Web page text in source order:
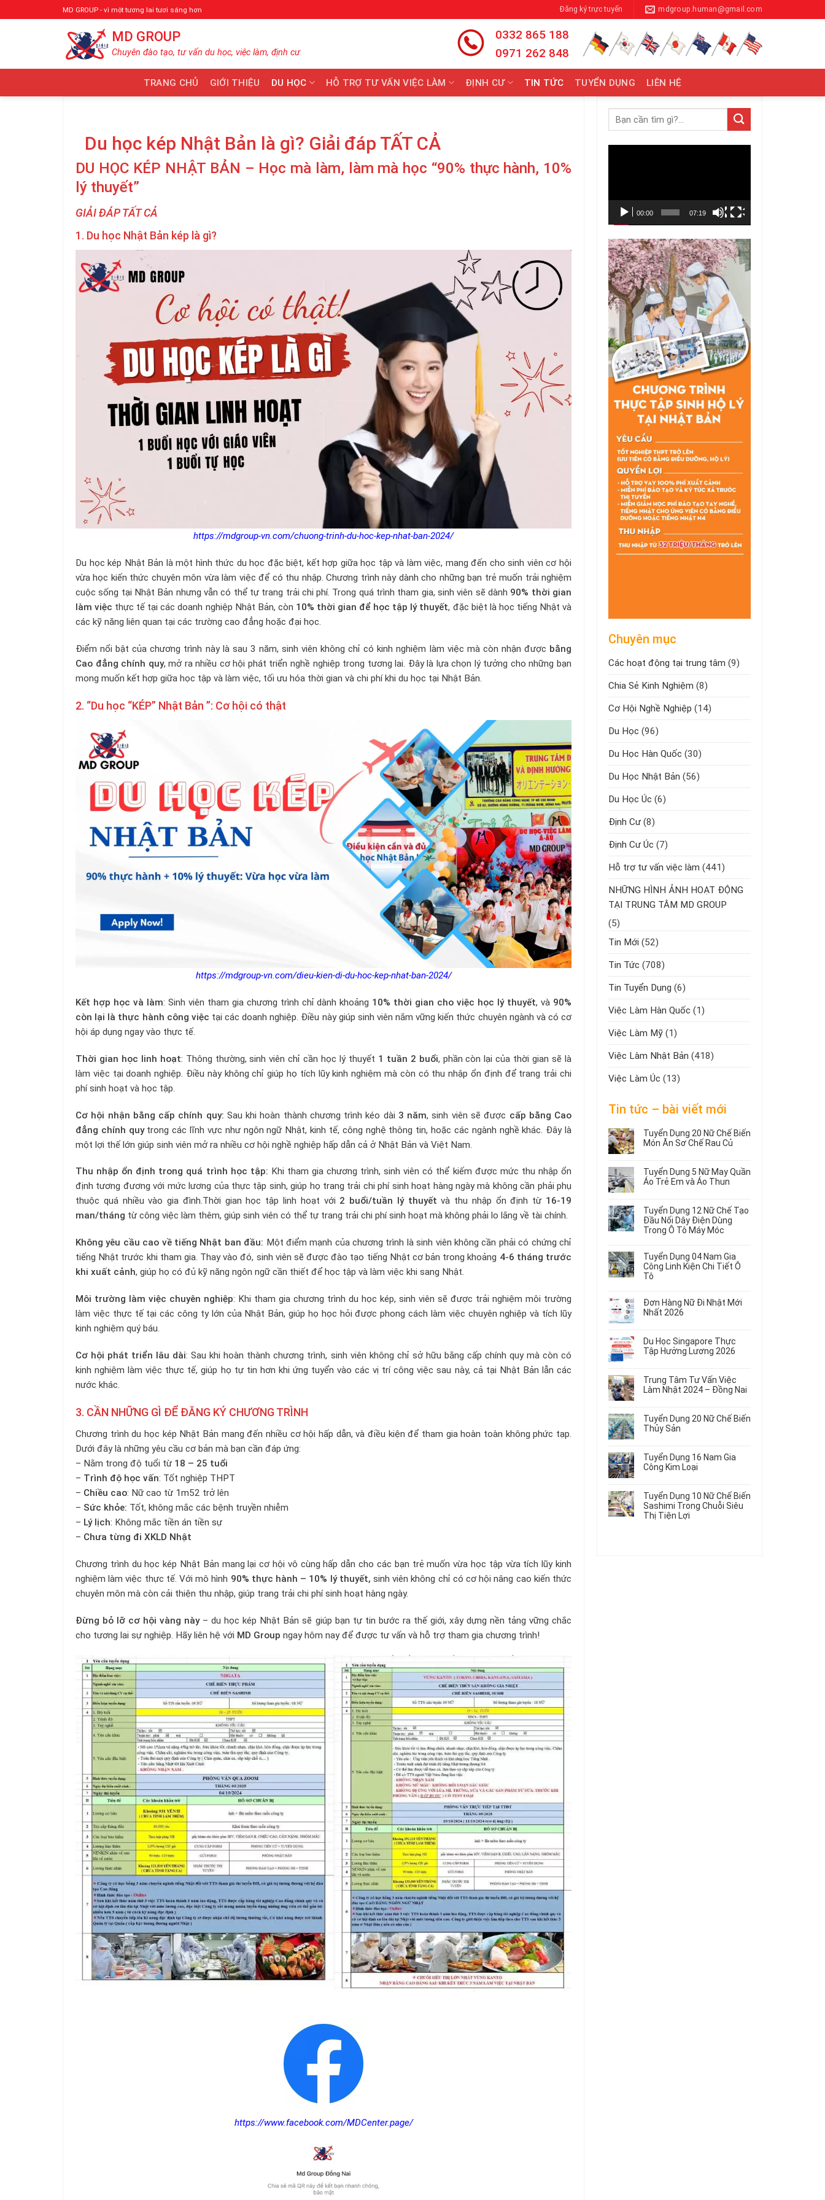
qua
MD GROUP - vì một tương lai tươi sáng hơn Đăng ký trực tuyến mdgroup.human@gmail.com
MD GROUP
Chuyên đào tạo, tư vấn du học, việc làm, định cư
0332 865 188
0971 262 848
TRANG CHỦ GIỚI THIỆU DU HỌC HỖ TRỢ TƯ VẤN VIỆC LÀM ĐỊNH CƯ TIN TỨC TUYỂN DỤNG LIÊN HỆ
Du học kép Nhật Bản là gì? Giải đáp TẤT CẢ
DU HỌC KÉP NHẬT BẢN – Học mà làm, làm mà học “90% thực hành, 10%
lý thuyết”
GIẢI ĐÁP TẤT CẢ
1. Du học Nhật Bản kép là gì?
https://mdgroup-vn.com/chuong-trinh-du-hoc-kep-nhat-ban-2024/
Du học kép Nhật Bản là một hình thức du học đặc biệt, kết hợp giữa học tập và làm việc, mang đến cho sinh viên cơ hội
vừa học kiến thức chuyên môn vừa làm việc để có thu nhập. Chương trình này dành cho những bạn trẻ muốn trải nghiệm
cuộc sống tại Nhật Bản nhưng vẫn có thể tự trang trải chi phí. Trong quá trình tham gia, sinh viên sẽ dành 90% thời gian
làm việc thực tế tại các doanh nghiệp Nhật Bản, còn 10% thời gian để học tập lý thuyết, đặc biệt là học tiếng Nhật và
các kỹ năng liên quan tại các trường cao đẳng hoặc đại học.
Điểm nổi bật của chương trình này là sau 3 năm, sinh viên không chỉ có kinh nghiệm làm việc mà còn nhận được bằng
Cao đẳng chính quy, mở ra nhiều cơ hội phát triển nghề nghiệp trong tương lai. Đây là lựa chọn lý tưởng cho những bạn
mong muốn kết hợp giữa học tập và làm việc, tối ưu hóa thời gian và chi phí khi du học tại Nhật Bản.
2. “Du học “KÉP” Nhật Bản ”: Cơ hội có thật
https://mdgroup-vn.com/dieu-kien-di-du-hoc-kep-nhat-ban-2024/
Kết hợp học và làm: Sinh viên tham gia chương trình chỉ dành khoảng 10% thời gian cho việc học lý thuyết, và 90%
còn lại là thực hành công việc tại các doanh nghiệp. Điều này giúp sinh viên nắm vững kiến thức chuyên ngành và có cơ
hội áp dụng ngay vào thực tế.
Thời gian học linh hoạt: Thông thường, sinh viên chỉ cần học lý thuyết 1 tuần 2 buổi, phần còn lại của thời gian sẽ là
làm việc tại doanh nghiệp. Điều này không chỉ giúp họ tích lũy kinh nghiệm mà còn có thu nhập ổn định để trang trải chi
phí sinh hoạt và học tập.
Cơ hội nhận bằng cấp chính quy: Sau khi hoàn thành chương trình kéo dài 3 năm, sinh viên sẽ được cấp bằng Cao
đẳng chính quytrong các lĩnh vực như ngôn ngữ Nhật, kinh tế, công nghệ thông tin, hoặc các ngành nghề khác. Đây là
một lợi thế lớn giúp sinh viên mở ra nhiều cơ hội nghề nghiệp hấp dẫn cả ở Nhật Bản và Việt Nam.
Thu nhập ổn định trong quá trình học tập: Khi tham gia chương trình, sinh viên có thể kiếm được mức thu nhập ổn
định tương đương với mức lương của thực tập sinh, giúp họ trang trải chi phí sinh hoạt hàng ngày mà không cần phải phụ
thuộc quá nhiều vào gia đình.Thời gian học tập linh hoạt với 2 buổi/tuần lý thuyết và thu nhập ổn định từ 16-19
man/tháng từ công việc làm thêm, giúp sinh viên có thể tự trang trải chi phí sinh hoạt mà không phải lo lắng về tài chính.
Không yêu cầu cao về tiếng Nhật ban đầu: Một điểm mạnh của chương trình là sinh viên không cần phải có chứng chỉ
tiếng Nhật trước khi tham gia. Thay vào đó, sinh viên sẽ được đào tạo tiếng Nhật cơ bản trong khoảng 4-6 tháng trước
khi xuất cảnh, giúp họ có đủ kỹ năng ngôn ngữ cần thiết để học tập và làm việc khi sang Nhật.
Môi trường làm việc chuyên nghiệp: Khi tham gia chương trình du học kép, sinh viên sẽ được trải nghiệm môi trường
làm việc thực tế tại các công ty lớn của Nhật Bản, giúp họ học hỏi được phong cách làm việc chuyên nghiệp và tích lũy
kinh nghiệm quý báu.
Cơ hội phát triển lâu dài: Sau khi hoàn thành chương trình, sinh viên không chỉ sở hữu bằng cấp chính quy mà còn có
kinh nghiệm làm việc thực tế, giúp họ tự tin hơn khi ứng tuyển vào các vị trí công việc sau này, cả tại Nhật Bản lẫn các
nước khác.
3. CẦN NHỮNG GÌ ĐỂ ĐĂNG KÝ CHƯƠNG TRÌNH
Chương trình du học kép Nhật Bản mang đến nhiều cơ hội hấp dẫn, và điều kiện để tham gia hoàn toàn không phức tạp.
Dưới đây là những yêu cầu cơ bản mà bạn cần đáp ứng:
– Nằm trong độ tuổi từ 18 – 25 tuổi
– Trình độ học vấn: Tốt nghiệp THPT
– Chiều cao: Nữ cao từ 1m52 trở lên
– Sức khỏe: Tốt, không mắc các bệnh truyền nhiễm
– Lý lịch: Không mắc tiền án tiền sự
– Chưa từng đi XKLD Nhật
Chương trình du học kép Nhật Bản mang lại cơ hội vô cùng hấp dẫn cho các bạn trẻ muốn vừa học tập vừa tích lũy kinh
nghiệm làm việc thực tế. Với mô hình 90% thực hành – 10% lý thuyết, sinh viên không chỉ có cơ hội nâng cao kiến thức
chuyên môn mà còn cải thiện thu nhập, giúp trang trải chi phí sinh hoạt hàng ngày.
Đừng bỏ lỡ cơ hội vàng này– du học kép Nhật Bản sẽ giúp bạn tự tin bước ra thế giới, xây dựng nền tảng vững chắc
cho tương lai sự nghiệp. Hãy liên hệ với MD Group ngay hôm nay để được tư vấn và hỗ trợ tham gia chương trình!
https://www.facebook.com/MDCenter.page/
00:00 07:19
Chuyên mục
Các hoạt động tại trung tâm (9)
Chia Sẻ Kinh Nghiệm (8)
Cơ Hội Nghề Nghiệp (14)
Du Học (96)
Du Học Hàn Quốc (30)
Du Học Nhật Bản (56)
Du Học Úc (6)
Định Cư (8)
Định Cư Úc (7)
Hỗ trợ tư vấn việc làm (441)
NHỮNG HÌNH ẢNH HOẠT ĐỘNG
TẠI TRUNG TÂM MD GROUP
(5)
Tin Mới (52)
Tin Tức (708)
Tin Tuyển Dụng (6)
Việc Làm Hàn Quốc (1)
Việc Làm Mỹ (1)
Việc Làm Nhật Bản (418)
Việc Làm Úc (13)
Tin tức – bài viết mới
Tuyển Dụng 20 Nữ Chế Biến
Món Ăn Sơ Chế Rau Củ
có
bình
luận
Tuyển
Dụng
20
Nữ
Biến
Món
Ăn
Rau
Củ
Tuyển Dụng 5 Nữ May Quần
Áo Trẻ Em và Áo Thun
có
bình
luận
ở
Dụng
5
Nữ
May
Áo
Trẻ
Áo
Thun
Tuyển Dụng 12 Nữ Chế Tạo
Đầu Nối Dây Điện Dùng
Trong Ô Tô Máy Móc
có
bình
luận
ở
Dụng
12
Tạo
Đầu
Điện
Dùng
Tô
Máy
Tuyển Dụng 04 Nam Gia
Công Linh Kiện Chi Tiết Ô
Tô
có
bình
luận
Tuyển
Dụng
04
Gia
Công
Chi
Tiết
Đơn Hàng Nữ Đi Nhật Mới
Nhất 2026
có
bình
luận
Đơn
Hàng
Nữ
Nhật
Mới
Nhất
Du Học Singapore Thực
Tập Hưởng Lương 2026
có
bình
luận
Du
Học
Singapore
Tập
Hưởng
Lương
Trung Tâm Tư Vấn Việc
Làm Nhật 2024 – Đồng Nai
có
bình
luận
Trung
Tâm
Tư
Việc
Làm
Nhật
2024
Tuyển Dụng 20 Nữ Chế Biến
Thủy Sản
có
bình
luận
Tuyển
Dụng
20
Nữ
Tuyển Dụng 16 Nam Gia
Công Kim Loại
có
bình
luận
ở
Tuyển Dụng 10 Nữ Chế Biến
Sashimi Trong Chuỗi Siêu
Thị Tiện Lợi